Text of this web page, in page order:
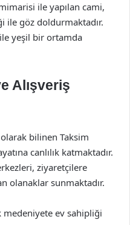
ile yapılan cami,
ile göz doldurmaktadır.
yeşil bir ortamda
Alışveriş
bilinen Taksim
canlılık katmaktadır.
ziyaretçilere
olanaklar sunmaktadır.
ev sahipliği